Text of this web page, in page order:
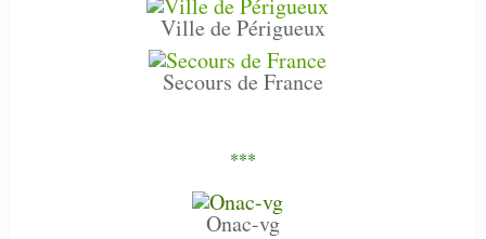
Ville de Périgueux
Secours de France
***
Onac-vg